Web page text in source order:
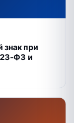
знак при
и